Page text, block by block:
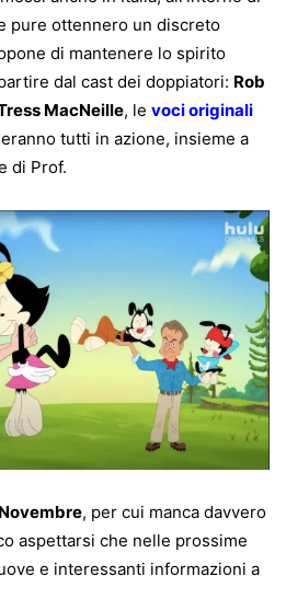
pure ottennero un discreto
di mantenere lo spirito
dal cast dei doppiatori: Rob
MacNeille, le voci originali
tutti in azione, insieme a
di Prof.
, per cui manca davvero
aspettarsi che nelle prossime
e interessanti informazioni a